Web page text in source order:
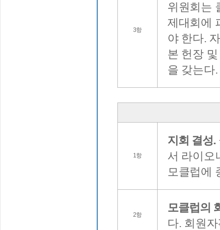
3항
위원회는
제대회에
야 한다.
본 헌장
을 갖는다.
1항
지회 결성.
서 라이오
모클럽에
2항
모클럽의
다. 회원